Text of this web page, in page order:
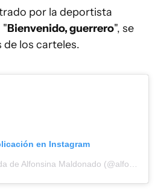
por la deportista
"Bienvenido, guerrero", se
de los carteles.
en Instagram